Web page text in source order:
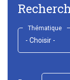
Thématique